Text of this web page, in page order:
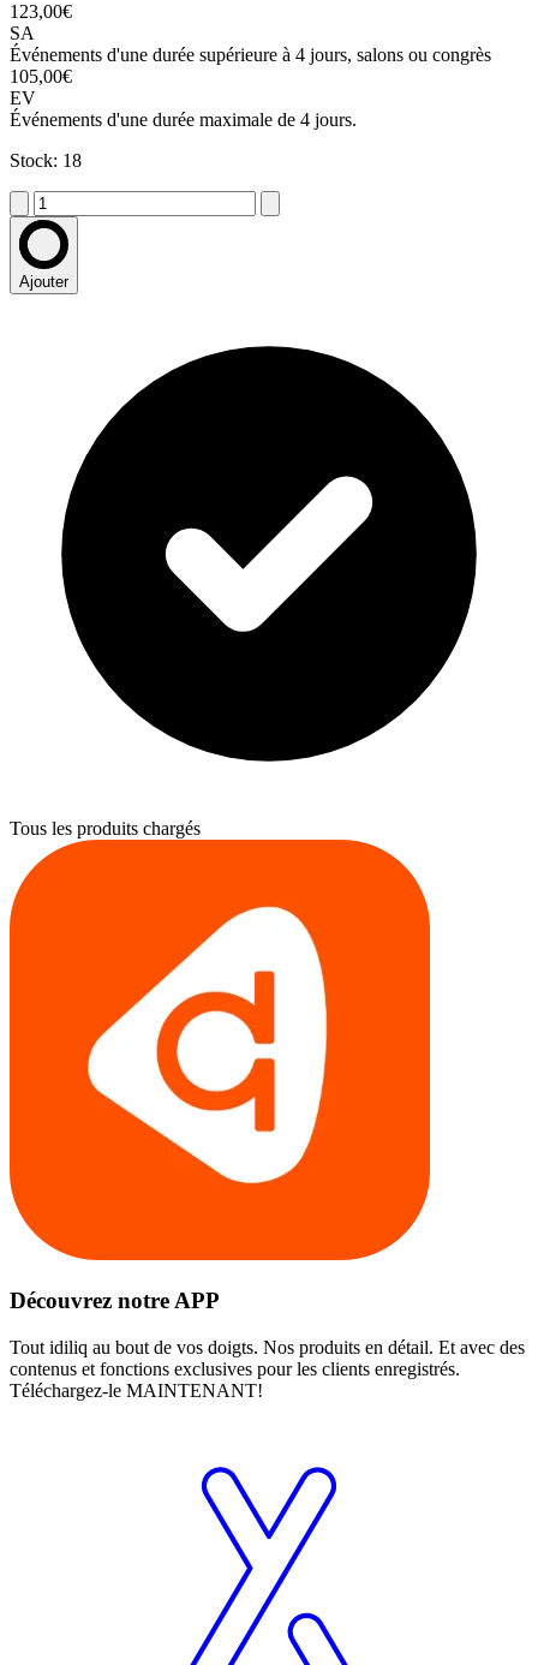
123,00€
SA
Événements d'une durée supérieure à 4 jours, salons ou congrès
105,00€
EV
Événements d'une durée maximale de 4 jours.
Stock: 18
Ajouter
Tous les produits chargés
Découvrez notre APP
Tout idiliq au bout de vos doigts. Nos produits en détail. Et avec des
contenus et fonctions exclusives pour les clients enregistrés.
Téléchargez-le MAINTENANT!